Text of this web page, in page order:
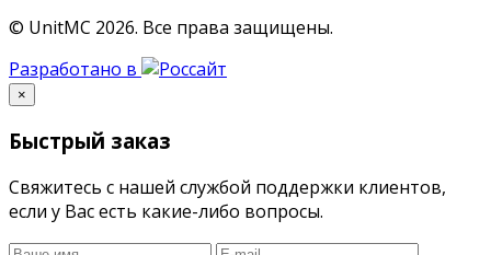
© UnitMC 2026. Все права защищены.
Разработано в
×
Быстрый заказ
Свяжитесь с нашей службой поддержки клиентов,
если у Вас есть какие-либо вопросы.